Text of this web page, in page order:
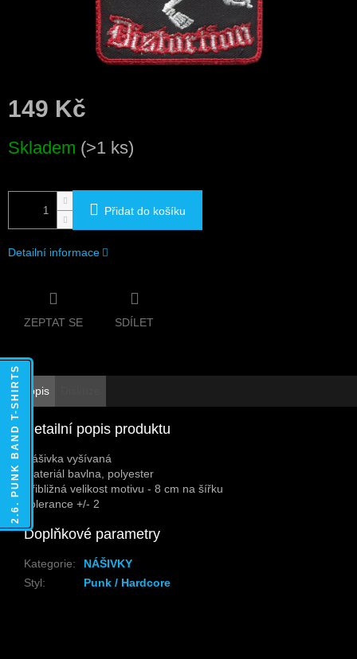
149 Kč
cena:
Skladem (>1 ks)
Přidat do košíku
Detailní informace
ZEPTAT SE SDÍLET
Popis
Detailní popis produktu
Nášivka vyšívaná
Materiál bavlna, polyester
Přibližná velikost motivu - 8 cm na šířku
Tolerance +/- 2
Doplňkové parametry
Kategorie:
NÁŠIVKY
Styl: Punk / Hardcore
2.6. PUNK BAND T-SHIRTS